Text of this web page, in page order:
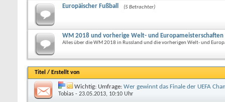
Europäischer Fußball (5 Betrachter)
WM 2018 und vorherige Welt- und Europameisterschaften
Alles über die WM 2018 in Russland und die vorherigen Welt- und
Titel / Erstellt von
Wichtig: Umfrage: Wer gewinnt das Finale der UEFA
Tobias - 23.05.2013, 10:10 Uhr